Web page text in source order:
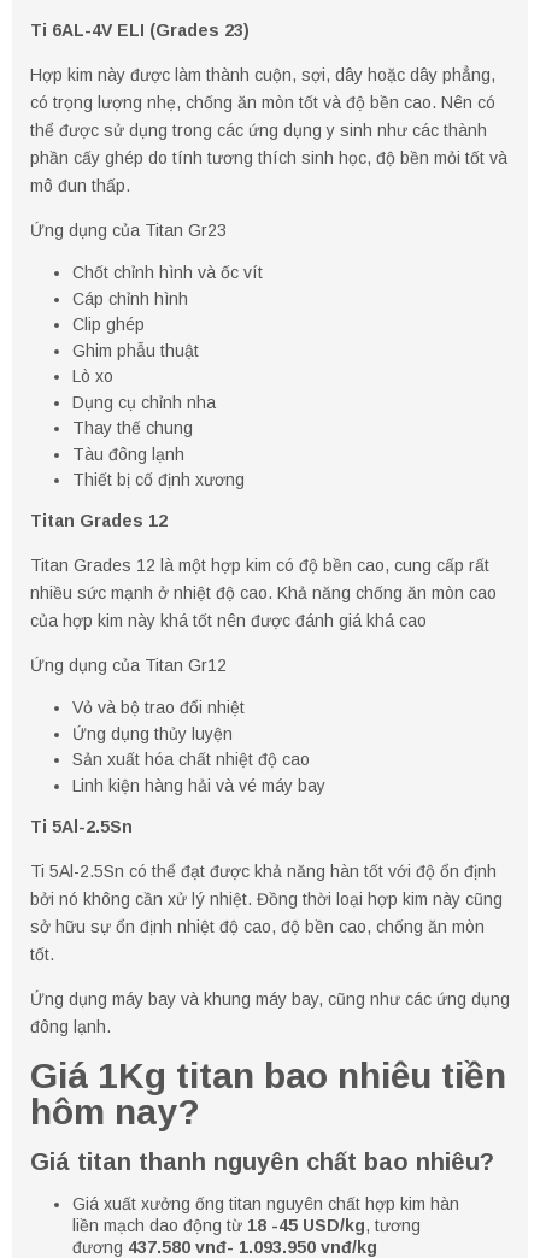
Ti 6AL-4V ELI (Grades 23)
Hợp kim này được làm thành cuộn, sợi, dây hoặc dây phẳng,
có trọng lượng nhẹ, chống ăn mòn tốt và độ bền cao. Nên có
thể được sử dụng trong các ứng dụng y sinh như các thành
phần cấy ghép do tính tương thích sinh học, độ bền mỏi tốt và
mô đun thấp.
Ứng dụng của Titan Gr23
Chốt chỉnh hình và ốc vít
Cáp chỉnh hình
Clip ghép
Ghim phẫu thuật
Lò xo
Dụng cụ chỉnh nha
Thay thế chung
Tàu đông lạnh
Thiết bị cố định xương
Titan Grades 12
Titan Grades 12 là một hợp kim có độ bền cao, cung cấp rất
nhiều sức mạnh ở nhiệt độ cao. Khả năng chống ăn mòn cao
của hợp kim này khá tốt nên được đánh giá khá cao
Ứng dụng của Titan Gr12
Vỏ và bộ trao đổi nhiệt
Ứng dụng thủy luyện
Sản xuất hóa chất nhiệt độ cao
Linh kiện hàng hải và vé máy bay
Ti 5Al-2.5Sn
Ti 5Al-2.5Sn có thể đạt được khả năng hàn tốt với độ ổn định
bởi nó không cần xử lý nhiệt. Đồng thời loại hợp kim này cũng
sở hữu sự ổn định nhiệt độ cao, độ bền cao, chống ăn mòn
tốt.
Ứng dụng máy bay và khung máy bay, cũng như các ứng dụng
đông lạnh.
Giá 1Kg titan bao nhiêu tiền
hôm nay?
Giá titan thanh nguyên chất bao nhiêu?
Giá xuất xưởng ống titan nguyên chất hợp kim hàn
liền mạch dao động từ 18 -45 USD/kg, tương
đương 437.580 vnđ- 1.093.950 vnđ/kg